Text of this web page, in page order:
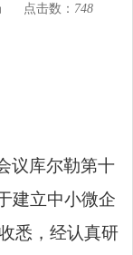
点击数： 748
议库尔勒第十
建立中小微企
悉，经认真研